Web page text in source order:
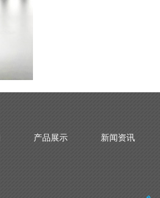
产品展示 新闻资讯